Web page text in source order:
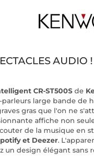
AUDIO !
CR-ST500S de
large bande
gras que l'on ne
affiche non
de la musique en
et Deezer.
design élégant sans